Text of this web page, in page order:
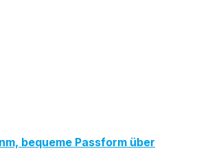
bequeme Passform über